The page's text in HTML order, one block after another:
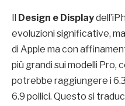
Il Design e Display
evoluzioni significative,
di Apple ma con
più grandi sui modelli Pro,
potrebbe raggiungere i
6.9 pollici. Questo si